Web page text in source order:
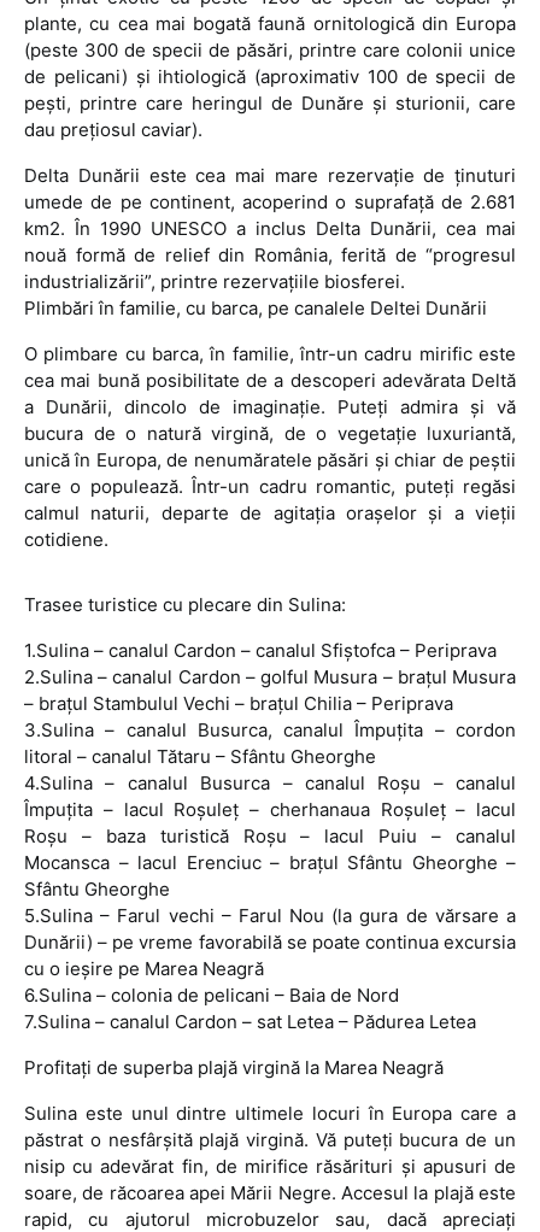
plante, cu cea mai bogată faună ornitologică din Europa
(peste 300 de specii de păsări, printre care colonii unice
de pelicani) şi ihtiologică (aproximativ 100 de specii de
peşti, printre care heringul de Dunăre şi sturionii, care
dau preţiosul caviar).
Delta Dunării este cea mai mare rezervaţie de ţinuturi
umede de pe continent, acoperind o suprafaţă de 2.681
km2. În 1990 UNESCO a inclus Delta Dunării, cea mai
nouă formă de relief din România, ferită de “progresul
industrializării”, printre rezervaţiile biosferei.
Plimbări în familie, cu barca, pe canalele Deltei Dunării
O plimbare cu barca, în familie, într-un cadru mirific este
cea mai bună posibilitate de a descoperi adevărata Deltă
a Dunării, dincolo de imaginaţie. Puteţi admira şi vă
bucura de o natură virgină, de o vegetaţie luxuriantă,
unică în Europa, de nenumăratele păsări şi chiar de peştii
care o populează. Într-un cadru romantic, puteţi regăsi
calmul naturii, departe de agitaţia oraşelor şi a vieţii
cotidiene.
Trasee turistice cu plecare din Sulina:
1.Sulina – canalul Cardon – canalul Sfiştofca – Periprava
2.Sulina – canalul Cardon – golful Musura – braţul Musura
– braţul Stambulul Vechi – braţul Chilia – Periprava
3.Sulina – canalul Busurca, canalul Împuţita – cordon
litoral – canalul Tătaru – Sfântu Gheorghe
4.Sulina – canalul Busurca – canalul Roşu – canalul
Împuţita – lacul Roşuleţ – cherhanaua Roşuleţ – lacul
Roşu – baza turistică Roşu – lacul Puiu – canalul
Mocansca – lacul Erenciuc – braţul Sfântu Gheorghe –
Sfântu Gheorghe
5.Sulina – Farul vechi – Farul Nou (la gura de vărsare a
Dunării) – pe vreme favorabilă se poate continua excursia
cu o ieşire pe Marea Neagră
6.Sulina – colonia de pelicani – Baia de Nord
7.Sulina – canalul Cardon – sat Letea – Pădurea Letea
Profitaţi de superba plajă virgină la Marea Neagră
Sulina este unul dintre ultimele locuri în Europa care a
păstrat o nesfârşită plajă virgină. Vă puteţi bucura de un
nisip cu adevărat fin, de mirifice răsărituri şi apusuri de
soare, de răcoarea apei Mării Negre. Accesul la plajă este
rapid, cu ajutorul microbuzelor sau, dacă apreciaţi